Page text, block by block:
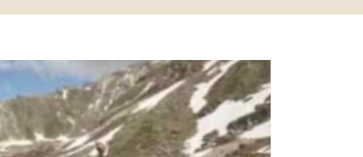
EN
A TU
A
CLASE